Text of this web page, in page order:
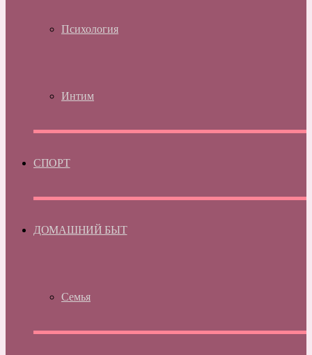
Психология
Интим
СПОРТ
ДОМАШНИЙ БЫТ
Семья